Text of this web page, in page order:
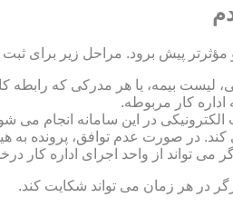
مؤثرتر پیش برود. مراحل زیر برای
لیست بیمه، یا هر مدرکی که رابطه
کار مربوطه.
کند. در صورت عدم توافق،
می تواند از واحد اجرای اداره کار
در هر زمان می تواند شکایت کند.